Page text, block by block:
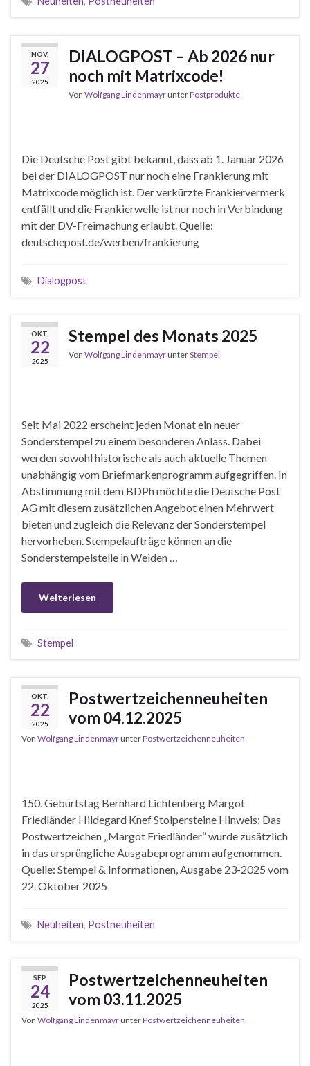
NOV.
27
2025
DIALOGPOST – Ab 2026 nur
noch mit Matrixcode!
Von Wolfgang LindenmayrunterPostprodukte
Die Deutsche Post gibt bekannt, dass ab 1. Januar 2026
bei der DIALOGPOST nur noch eine Frankierung mit
Matrixcode möglich ist. Der verkürzte Frankiervermerk
entfällt und die Frankierwelle ist nur noch in Verbindung
mit der DV-Freimachung erlaubt. Quelle:
deutschepost.de/werben/frankierung
Dialogpost
OKT.
22
2025
Stempel des Monats 2025
Von Wolfgang LindenmayrunterStempel
Seit Mai 2022 erscheint jeden Monat ein neuer
Sonderstempel zu einem besonderen Anlass. Dabei
werden sowohl historische als auch aktuelle Themen
unabhängig vom Briefmarkenprogramm aufgegriffen. In
Abstimmung mit dem BDPh möchte die Deutsche Post
AG mit diesem zusätzlichen Angebot einen Mehrwert
bieten und zugleich die Relevanz der Sonderstempel
hervorheben. Stempelaufträge können an die
Sonderstempelstelle in Weiden …
Weiterlesen
Stempel
OKT.
22
2025
Postwertzeichenneuheiten
vom 04.12.2025
Von Wolfgang LindenmayrunterPostwertzeichenneuheiten
150. Geburtstag Bernhard Lichtenberg Margot
Friedländer Hildegard Knef Stolpersteine Hinweis: Das
Postwertzeichen „Margot Friedländer“ wurde zusätzlich
in das ursprüngliche Ausgabeprogramm aufgenommen.
Quelle: Stempel & Informationen, Ausgabe 23-2025 vom
22. Oktober 2025
Neuheiten, Postneuheiten
SEP.
24
2025
Postwertzeichenneuheiten
vom 03.11.2025
Von Wolfgang LindenmayrunterPostwertzeichenneuheiten